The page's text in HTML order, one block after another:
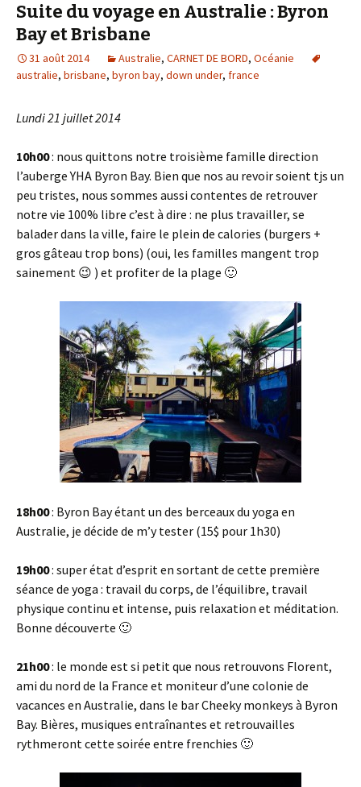
Suite du voyage en Australie : Byron
Bay et Brisbane
31 août 2014 Australie, CARNET DE BORD, Océanie
australie, brisbane, byron bay, down under, france
Lundi 21 juillet 2014
10h00: nous quittons notre troisième famille direction
l’auberge YHA Byron Bay. Bien que nos au revoir soient tjs un
peu tristes, nous sommes aussi contentes de retrouver
notre vie 100% libre c’est à dire : ne plus travailler, se
balader dans la ville, faire le plein de calories (burgers +
gros gâteau trop bons) (oui, les familles mangent trop
sainement 😉 ) et profiter de la plage 🙂
18h00: Byron Bay étant un des berceaux du yoga en
Australie, je décide de m’y tester (15$ pour 1h30)
19h00: super état d’esprit en sortant de cette première
séance de yoga : travail du corps, de l’équilibre, travail
physique continu et intense, puis relaxation et méditation.
Bonne découverte 🙂
21h00: le monde est si petit que nous retrouvons Florent,
ami du nord de la France et moniteur d’une colonie de
vacances en Australie, dans le bar Cheeky monkeys à Byron
Bay. Bières, musiques entraînantes et retrouvailles
rythmeront cette soirée entre frenchies 🙂